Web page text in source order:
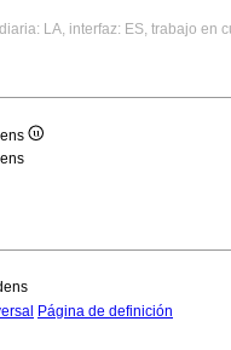
LA, interfaz: ES, trabajo en
Página de definición